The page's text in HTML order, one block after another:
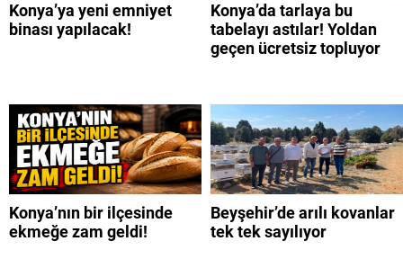
Konya’ya yeni emniyet
binası yapılacak!
Konya’da tarlaya bu
tabelayı astılar! Yoldan
geçen ücretsiz topluyor
Konya’nın bir ilçesinde
ekmeğe zam geldi!
Beyşehir’de arılı kovanlar
tek tek sayılıyor